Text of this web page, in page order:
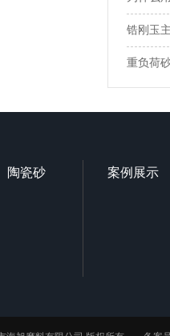
锆刚玉
重负荷
陶瓷砂 案例展示